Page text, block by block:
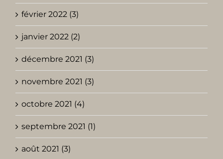
février 2022 (3)
janvier 2022 (2)
décembre 2021 (3)
novembre 2021 (3)
octobre 2021 (4)
septembre 2021 (1)
août 2021 (3)